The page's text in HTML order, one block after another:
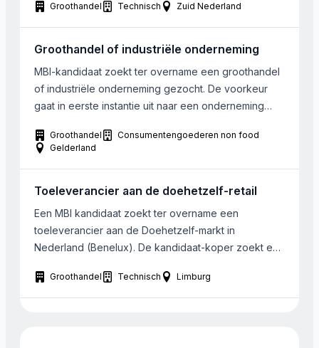
bouwgerelateerde ondernemingen (bv
elektrische/elektronische gebruiksgoederen of
hout- of kunststofverwerkend, metaalproductie of
500.000 Euro te zijn. Bij voorkeur is het bedrijf […]
Groothandel Technisch Zuid Nederland
Groothandel of industriële onderneming
MBI-kandidaat zoekt ter overname een groothandel
of industriële onderneming gezocht. De voorkeur
gaat in eerste instantie uit naar een onderneming
gezochte onderneming is actief in hout-, meubel of
papierbewerking. Ook andere sectoren worden in
alleen een projectmatig businessmodel, maar heeft
grote mate […]
Groothandel
Consumentengoederen non food
Gelderland
Toeleverancier aan de doehetzelf-retail
Een MBI kandidaat zoekt ter overname een
toeleverancier aan de Doehetzelf-markt in
Nederland (Benelux). De kandidaat-koper zoekt een
zonder of tot een 10-tal medewerkers. Van de afzet
dient een groot deel Business to Business te zijn.
Groothandel Technisch Limburg